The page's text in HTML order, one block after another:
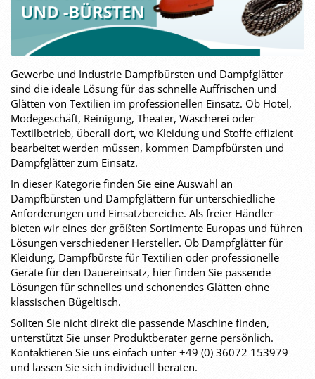
Gewerbe und Industrie Dampfbürsten und Dampfglätter
sind die ideale Lösung für das schnelle Auffrischen und
Glätten von Textilien im professionellen Einsatz. Ob Hotel,
Modegeschäft, Reinigung, Theater, Wäscherei oder
Textilbetrieb, überall dort, wo Kleidung und Stoffe effizient
bearbeitet werden müssen, kommen Dampfbürsten und
Dampfglätter zum Einsatz.
In dieser Kategorie finden Sie eine Auswahl an
Dampfbürsten und Dampfglättern für unterschiedliche
Anforderungen und Einsatzbereiche. Als freier Händler
bieten wir eines der größten Sortimente Europas und führen
Lösungen verschiedener Hersteller. Ob Dampfglätter für
Kleidung, Dampfbürste für Textilien oder professionelle
Geräte für den Dauereinsatz, hier finden Sie passende
Lösungen für schnelles und schonendes Glätten ohne
klassischen Bügeltisch.
Sollten Sie nicht direkt die passende Maschine finden,
unterstützt Sie unser Produktberater gerne persönlich.
Kontaktieren Sie uns einfach unter +49 (0) 36072 153979
und lassen Sie sich individuell beraten.